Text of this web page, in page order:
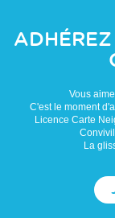
Vous
C'est le moment
Licence Carte
La